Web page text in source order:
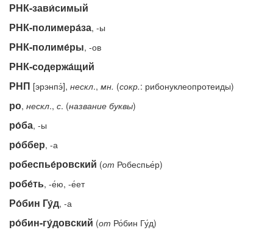
РНК-зави́симый
РНК-полимера́за, -ы
РНК-полиме́ры, -ов
РНК-содержа́щий
РНП [эрэнпэ́], нескл., мн. (сокр.: рибонуклеопротеиды)
ро, нескл., с. (название буквы)
ро́ба, -ы
ро́ббер, -а
робеспье́ровский (от Робеспье́р)
робе́ть, -е́ю, -е́ет
Ро́бин Гу́д, -а
ро́бин-гу́довский (от Ро́бин Гу́д)